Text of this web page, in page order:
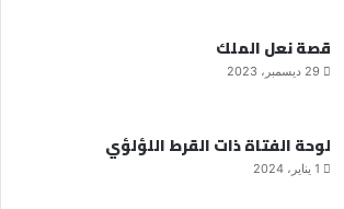
قصة نعل الملك
29 ديسمبر، 2023
لوحة الفتاة ذات القرط اللؤلؤي
1 يناير، 2024